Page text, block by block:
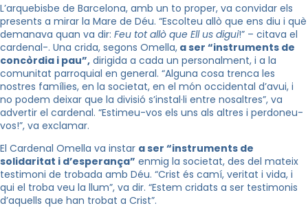
L’arquebisbe de Barcelona, amb un to proper, va convidar els
presents a mirar la Mare de Déu. “Escolteu allò que ens diu i què
demanava quan va dir: Feu tot allò que Ell us digui!” – citava el
cardenal-. Una crida, segons Omella, a ser “instruments de
concòrdia i pau”, dirigida a cada un personalment, i a la
comunitat parroquial en general. “Alguna cosa trenca les
nostres famílies, en la societat, en el món occidental d’avui, i
no podem deixar que la divisió s’instal·li entre nosaltres”, va
advertir el cardenal. “Estimeu-vos els uns als altres i perdoneu-
vos!”, va exclamar.
El Cardenal Omella va instar a ser “instruments de
solidaritat i d’esperança” enmig la societat, des del mateix
testimoni de trobada amb Déu. “Crist és camí, veritat i vida, i
qui el troba veu la llum”, va dir. “Estem cridats a ser testimonis
d’aquells que han trobat a Crist”.